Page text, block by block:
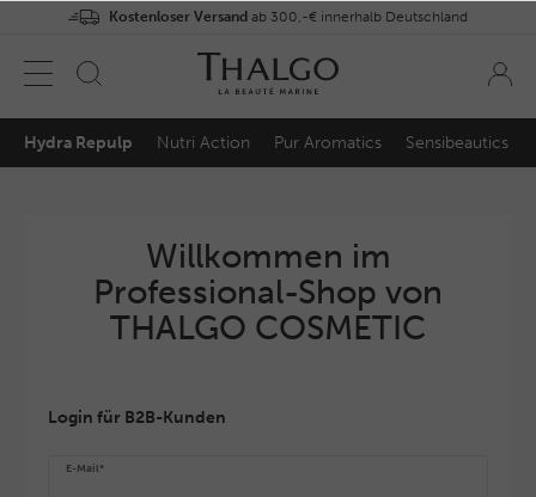
Kostenloser Versand ab 300,-€ innerhalb Deutschland
Hydra Repulp Nutri Action Pur Aromatics Sensibeautics
Willkommen im
Professional-Shop von
THALGO COSMETIC
Login für B2B-Kunden
E-Mail*